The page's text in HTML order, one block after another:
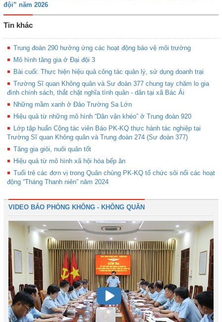
đội” năm 2026
Tin khác
Trung đoàn 290 hưởng ứng các hoạt động bảo vệ môi trường
Mô hình tăng gia ở Đại đội 3
Bài cuối: Thực hiện hiệu quả công tác quản lý, sử dụng doanh trại
Trường Sĩ quan Không quân và Sư đoàn 377 chung tay chăm lo gia
đình chính sách, thắt chặt nghĩa tình quân - dân tại xã Bác Ái
Những mầm xanh ở Đảo Trường Sa Lớn
Hiệu quả từ những mô hình “Dân vận khéo” ở Trung đoàn 920
Lớp tập huấn Cộng tác viên Báo PK-KQ thực hành tác nghiệp tại
Trường Sĩ quan Không quân và Trung đoàn 274 (Sư đoàn 377)
Tăng gia giỏi, nuôi quân tốt
Hiệu quả từ mô hình xã hội hóa bếp ăn
Tuổi trẻ các đơn vị trong Quân chủng PK-KQ tổ chức sôi nổi các hoạt
động “Tháng Thanh niên” năm 2024
VIDEO BÁO PHÒNG KHÔNG - KHÔNG QUÂN